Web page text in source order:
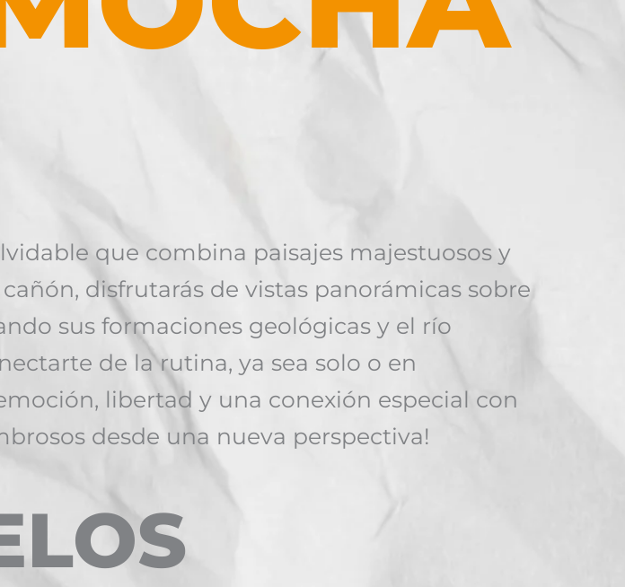
que combina paisajes majestuosos y
disfrutarás de vistas panorámicas sobre
sus formaciones geológicas y el río
de la rutina, ya sea solo o en
libertad y una conexión especial con
desde una nueva perspectiva!